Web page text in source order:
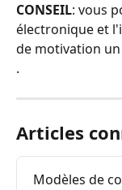
CONSEIL: vous
électronique et
de motivation
.
Articles
Modèles de